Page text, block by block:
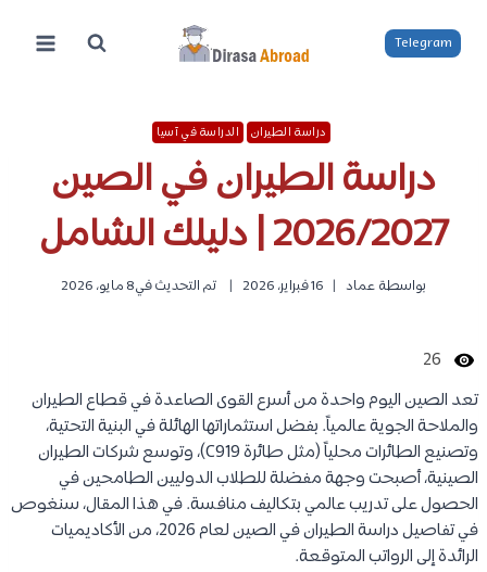
المحتوى
Telegram
دراسة الطيران الدراسة في آسيا
دراسة الطيران في الصين
2026/2027 | دليلك الشامل
بواسطة عماد 16 فبراير، 2026 تم التحديث في8 مايو، 2026
26
تعد الصين اليوم واحدة من أسرع القوى الصاعدة في قطاع الطيران
والملاحة الجوية عالمياً. بفضل استثماراتها الهائلة في البنية التحتية،
وتصنيع الطائرات محلياً (مثل طائرة C919)، وتوسع شركات الطيران
الصينية، أصبحت وجهة مفضلة للطلاب الدوليين الطامحين في
الحصول على تدريب عالمي بتكاليف منافسة. في هذا المقال، سنغوص
في تفاصيل دراسة الطيران في الصين لعام 2026، من الأكاديميات
الرائدة إلى الرواتب المتوقعة.